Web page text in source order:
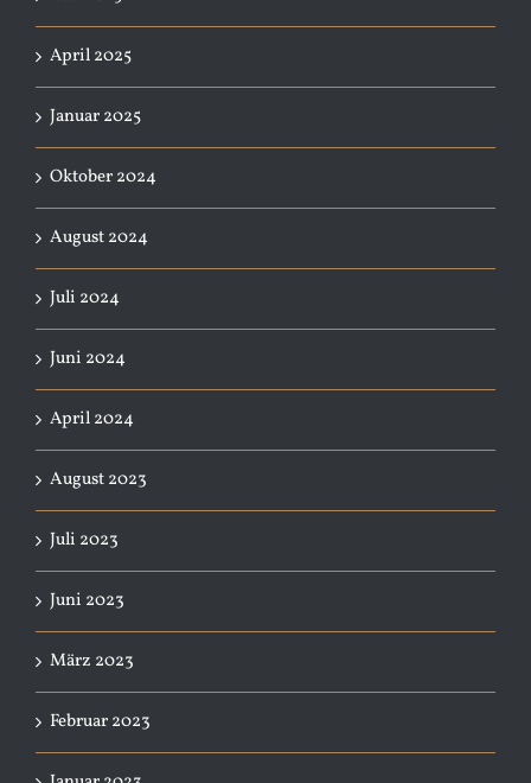
April 2025
Januar 2025
Oktober 2024
August 2024
Juli 2024
Juni 2024
April 2024
August 2023
Juli 2023
Juni 2023
März 2023
Februar 2023